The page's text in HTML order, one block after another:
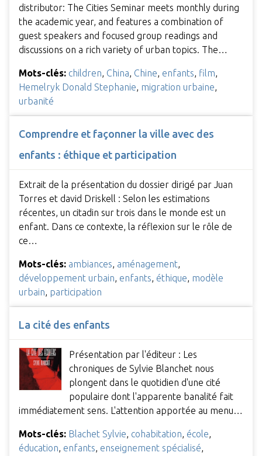
distributor: The Cities Seminar meets monthly during
the academic year, and features a combination of
guest speakers and focused group readings and
discussions on a rich variety of urban topics. The…
Mots-clés: children, China, Chine, enfants, film,
Hemelryk Donald Stephanie, migration urbaine,
urbanité
Comprendre et façonner la ville avec des
enfants : éthique et participation
Extrait de la présentation du dossier dirigé par Juan
Torres et david Driskell : Selon les estimations
récentes, un citadin sur trois dans le monde est un
enfant. Dans ce contexte, la réflexion sur le rôle de
ce…
Mots-clés: ambiances, aménagement,
développement urbain, enfants, éthique, modèle
urbain, participation
La cité des enfants
Présentation par l'éditeur : Les
chroniques de Sylvie Blanchet nous
plongent dans le quotidien d'une cité
populaire dont l'apparente banalité fait
immédiatement sens. L'attention apportée au menu…
Mots-clés: Blachet Sylvie, cohabitation, école,
éducation, enfants, enseignement spécialisé,